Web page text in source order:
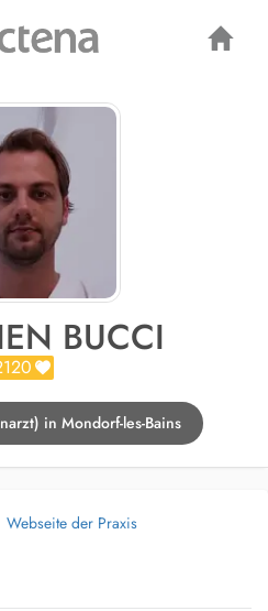
BUCCI
in Mondorf-les-Bains
Webseite der Praxis